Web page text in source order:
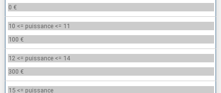
0 €
10 <= puissance <= 11
100 €
12 <= puissance <= 14
300 €
15 <= puissance